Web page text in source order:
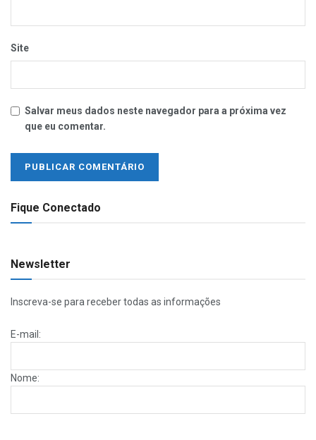
Site
Salvar meus dados neste navegador para a próxima vez
que eu comentar.
Fique Conectado
Newsletter
Inscreva-se para receber todas as informações
E-mail:
Nome: